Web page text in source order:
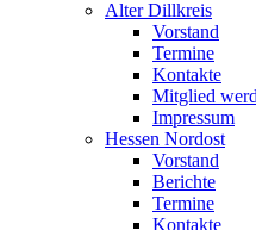
Alter Dillkreis
Vorstand
Termine
Kontakte
Mitglied
Impressum
Hessen Nordost
Vorstand
Berichte
Termine
Kontakte